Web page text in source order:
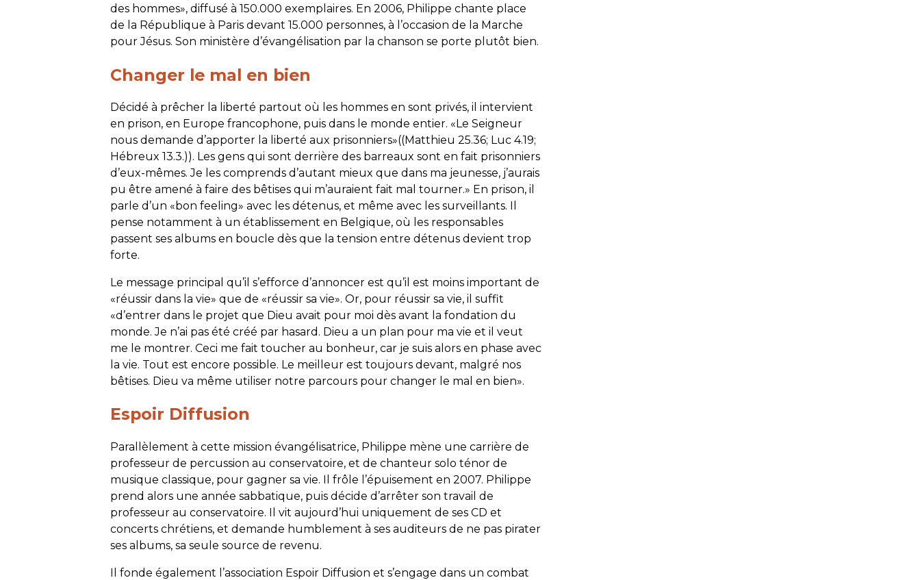
des hommes», diffusé à 150.000 exemplaires. En 2006, Philippe chante place
de la République à Paris devant 15.000 personnes, à l’occasion de la Marche
pour Jésus. Son ministère d’évangélisation par la chanson se porte plutôt bien.
Changer le mal en bien
Décidé à prêcher la liberté partout où les hommes en sont privés, il intervient
en prison, en Europe francophone, puis dans le monde entier. «Le Seigneur
nous demande d’apporter la liberté aux prisonniers»((Matthieu 25.36; Luc 4.19;
Hébreux 13.3.)). Les gens qui sont derrière des barreaux sont en fait prisonniers
d’eux-mêmes. Je les comprends d’autant mieux que dans ma jeunesse, j’aurais
pu être amené à faire des bêtises qui m’auraient fait mal tourner.» En prison, il
parle d’un «bon feeling» avec les détenus, et même avec les surveillants. Il
pense notamment à un établissement en Belgique, où les responsables
passent ses albums en boucle dès que la tension entre détenus devient trop
forte.
Le message principal qu’il s’efforce d’annoncer est qu’il est moins important de
«réussir dans la vie» que de «réussir sa vie». Or, pour réussir sa vie, il suffit
«d’entrer dans le projet que Dieu avait pour moi dès avant la fondation du
monde. Je n’ai pas été créé par hasard. Dieu a un plan pour ma vie et il veut
me le montrer. Ceci me fait toucher au bonheur, car je suis alors en phase avec
la vie. Tout est encore possible. Le meilleur est toujours devant, malgré nos
bêtises. Dieu va même utiliser notre parcours pour changer le mal en bien».
Espoir Diffusion
Parallèlement à cette mission évangélisatrice, Philippe mène une carrière de
professeur de percussion au conservatoire, et de chanteur solo ténor de
musique classique, pour gagner sa vie. Il frôle l’épuisement en 2007. Philippe
prend alors une année sabbatique, puis décide d’arrêter son travail de
professeur au conservatoire. Il vit aujourd’hui uniquement de ses CD et
concerts chrétiens, et demande humblement à ses auditeurs de ne pas pirater
ses albums, sa seule source de revenu.
Il fonde également l’association Espoir Diffusion et s’engage dans un combat